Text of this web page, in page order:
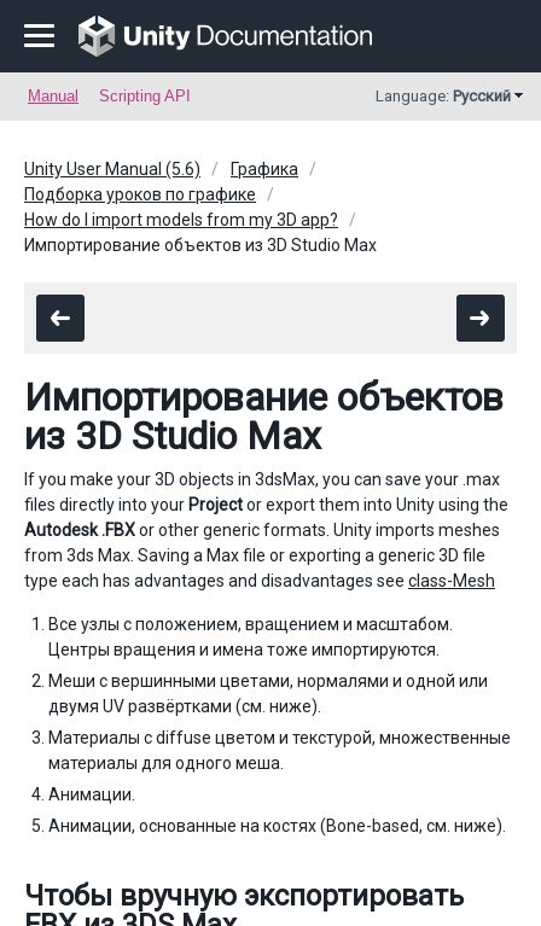
Manual Scripting API Language: Русский
Unity User Manual (5.6)
Графика
Подборка уроков по графике
How do I import models from my 3D app?
Импортирование объектов из 3D Studio Max
Импортирование объектов
из 3D Studio Max
If you make your 3D objects in 3dsMax, you can save your .max
files directly into your Projector export them into Unity using the
Autodesk .FBXor other generic formats. Unity imports meshes
from 3ds Max. Saving a Max file or exporting a generic 3D file
type each has advantages and disadvantages see class-Mesh
Все узлы с положением, вращением и масштабом.
Центры вращения и имена тоже импортируются.
Меши с вершинными цветами, нормалями и одной или
двумя UV развёртками (см. ниже).
Материалы с diffuse цветом и текстурой, множественные
материалы для одного меша.
Анимации.
Анимации, основанные на костях (Bone-based, см. ниже).
Чтобы вручную экспортировать